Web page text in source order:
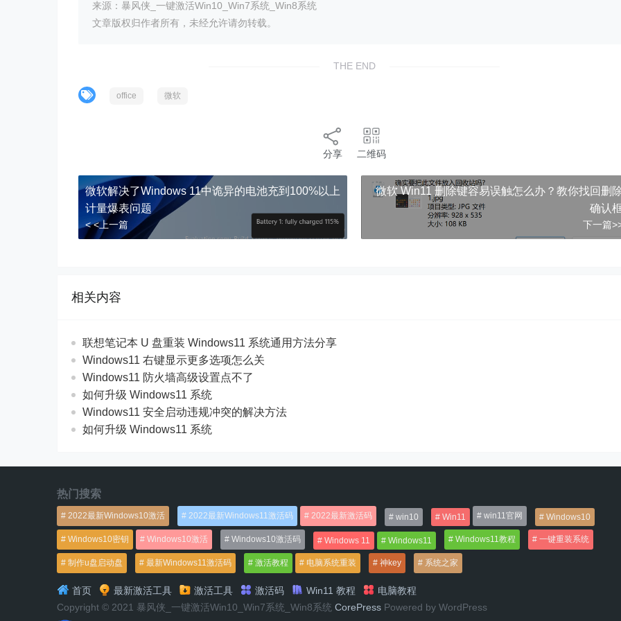
来源：暴风侠_一键激活Win10_Win7系统_Win8系统
文章版权归作者所有，未经允许请勿转载。
THE END
office 微软
分享 二维码
微软解决了Windows 11中诡异的电池充到100%以上
计量爆表问题
< <上一篇
微软 Win11 删除键容易误触怎么办？教你找回删
确认
下一篇
相关内容
联想笔记本 U 盘重装 Windows11 系统通用方法分享
Windows11 右键显示更多选项怎么关
Windows11 防火墙高级设置点不了
如何升级 Windows11 系统
Windows11 安全启动违规冲突的解决方法
如何升级 Windows11 系统
热门搜索
2022最新Windows10激活 2022最新Windows11激活码 2022最新激活码 win10 Win11 win11官网 Windows10
Windows10密钥 Windows10激活 Windows10激活码 Windows 11 Windows11 Windows11教程 一键重装系统
制作u盘启动盘 最新Windows11激活码 激活教程 电脑系统重装 神key 系统之家
首页 最新激活工具 激活工具 激活码 Win11 教程
电脑教程
Copyright © 2021 暴风侠_一键激活Win10_Win7系统_Win8系统 CorePress Powered by WordPress